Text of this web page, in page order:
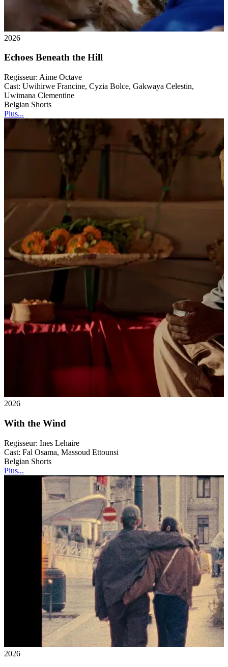
2026
Echoes Beneath the Hill
Regisseur: Aime Octave
Cast: Uwihirwe Francine, Cyzia Bolce, Gakwaya Celestin,
Uwimana Clementine
Belgian Shorts
Plus...
2026
With the Wind
Regisseur: Ines Lehaire
Cast: Fal Osama, Massoud Ettounsi
Belgian Shorts
Plus...
2026